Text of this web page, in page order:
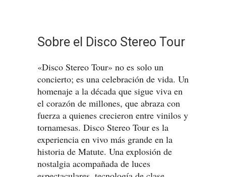
Sobre el Disco Stereo Tour
«Disco Stereo Tour» no es solo un
concierto; es una celebración de vida. Un
homenaje a la década que sigue viva en
el corazón de millones, que abraza con
fuerza a quienes crecieron entre vinilos y
tornamesas. Disco Stereo Tour es la
experiencia en vivo más grande en la
historia de Matute. Una explosión de
nostalgia acompañada de luces